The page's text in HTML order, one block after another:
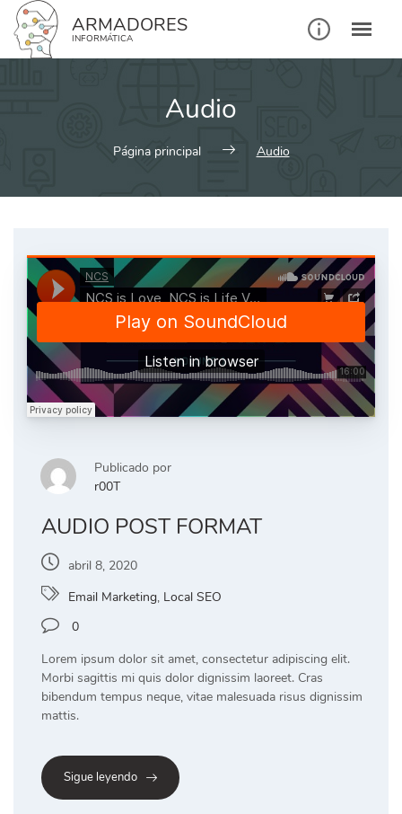
ARMADORES
INFORMÁTICA
Audio
Página principal Audio
Publicado por
r00T
AUDIO POST FORMAT
abril 8, 2020
Email Marketing, Local SEO
0
Lorem ipsum dolor sit amet, consectetur adipiscing elit.
Morbi sagittis mi quis dolor dignissim laoreet. Cras
bibendum tempus neque, vitae malesuada risus dignissim
mattis.
Sigue leyendo